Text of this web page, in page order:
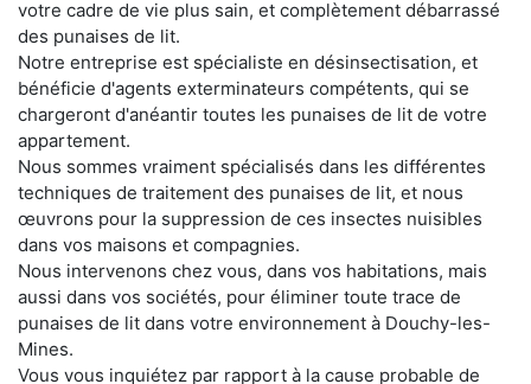
votre cadre de vie plus sain, et complètement débarrassé
des punaises de lit.
Notre entreprise est spécialiste en désinsectisation, et
bénéficie d'agents exterminateurs compétents, qui se
chargeront d'anéantir toutes les punaises de lit de votre
appartement.
Nous sommes vraiment spécialisés dans les différentes
techniques de traitement des punaises de lit, et nous
œuvrons pour la suppression de ces insectes nuisibles
dans vos maisons et compagnies.
Nous intervenons chez vous, dans vos habitations, mais
aussi dans vos sociétés, pour éliminer toute trace de
punaises de lit dans votre environnement à Douchy-les-
Mines.
Vous vous inquiétez par rapport à la cause probable de